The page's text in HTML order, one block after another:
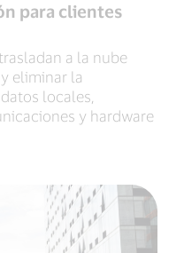
para clientes
a la nube
eliminar la
locales,
y hardware